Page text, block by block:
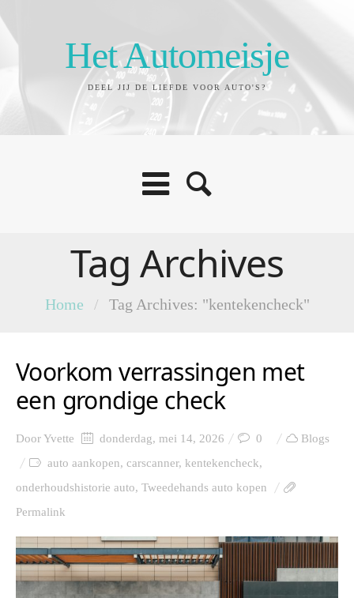
Het Automeisje
DEEL JIJ DE LIEFDE VOOR AUTO'S?
Tag Archives
Home / Tag Archives: "kentekencheck"
Voorkom verrassingen met
een grondige check
DoorYvette donderdag, mei 14, 2026 0
Blogs
auto aankopen, carscanner, kentekencheck,
onderhoudshistorie auto, Tweedehands auto kopen
Permalink